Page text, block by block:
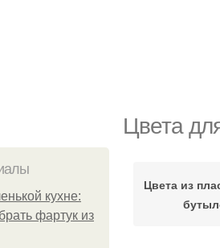
Цвета
кухне:
фартук из
Цвета из